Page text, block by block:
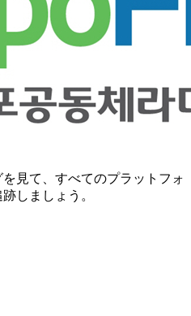
見て、すべてのプラットフォ
しましょう。